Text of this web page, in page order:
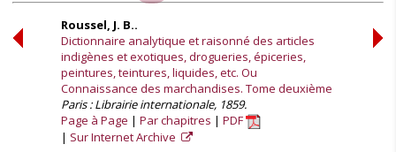
Roussel, J. B..
Dictionnaire analytique et raisonné des articles
indigènes et exotiques, drogueries, épiceries,
peintures, teintures, liquides, etc. Ou
Connaissance des marchandises. Tome deuxième
Paris : Librairie internationale, 1859.
Page à Page
Par chapitres
PDF
Sur Internet Archive